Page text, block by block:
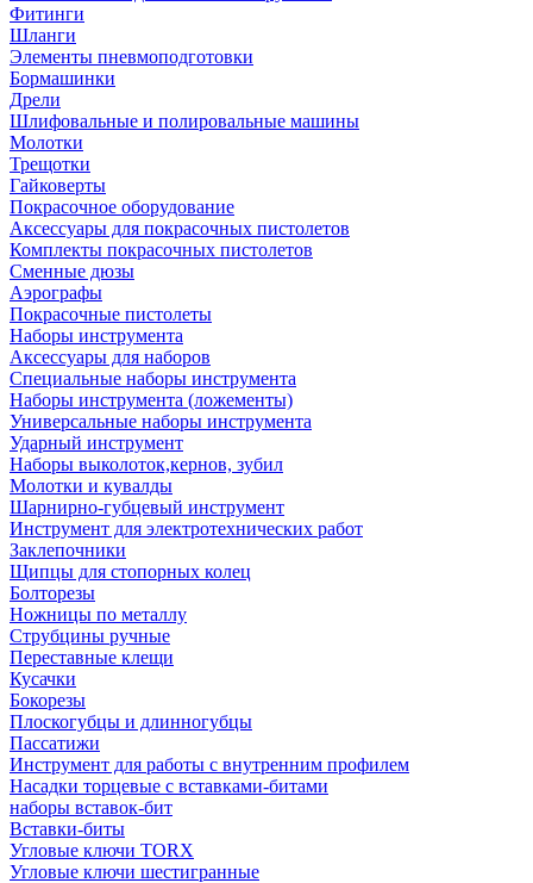
Фитинги
Шланги
Элементы пневмоподготовки
Бормашинки
Дрели
Шлифовальные и полировальные машины
Молотки
Трещотки
Гайковерты
Покрасочное оборудование
Аксессуары для покрасочных пистолетов
Комплекты покрасочных пистолетов
Сменные дюзы
Аэрографы
Покрасочные пистолеты
Наборы инструмента
Аксессуары для наборов
Специальные наборы инструмента
Наборы инструмента (ложементы)
Универсальные наборы инструмента
Ударный инструмент
Наборы выколоток,кернов, зубил
Молотки и кувалды
Шарнирно-губцевый инструмент
Инструмент для электротехнических работ
Заклепочники
Щипцы для стопорных колец
Болторезы
Ножницы по металлу
Струбцины ручные
Переставные клещи
Кусачки
Бокорезы
Плоскогубцы и длинногубцы
Пассатижи
Инструмент для работы с внутренним профилем
Насадки торцевые с вставками-битами
наборы вставок-бит
Вставки-биты
Угловые ключи TORX
Угловые ключи шестигранные